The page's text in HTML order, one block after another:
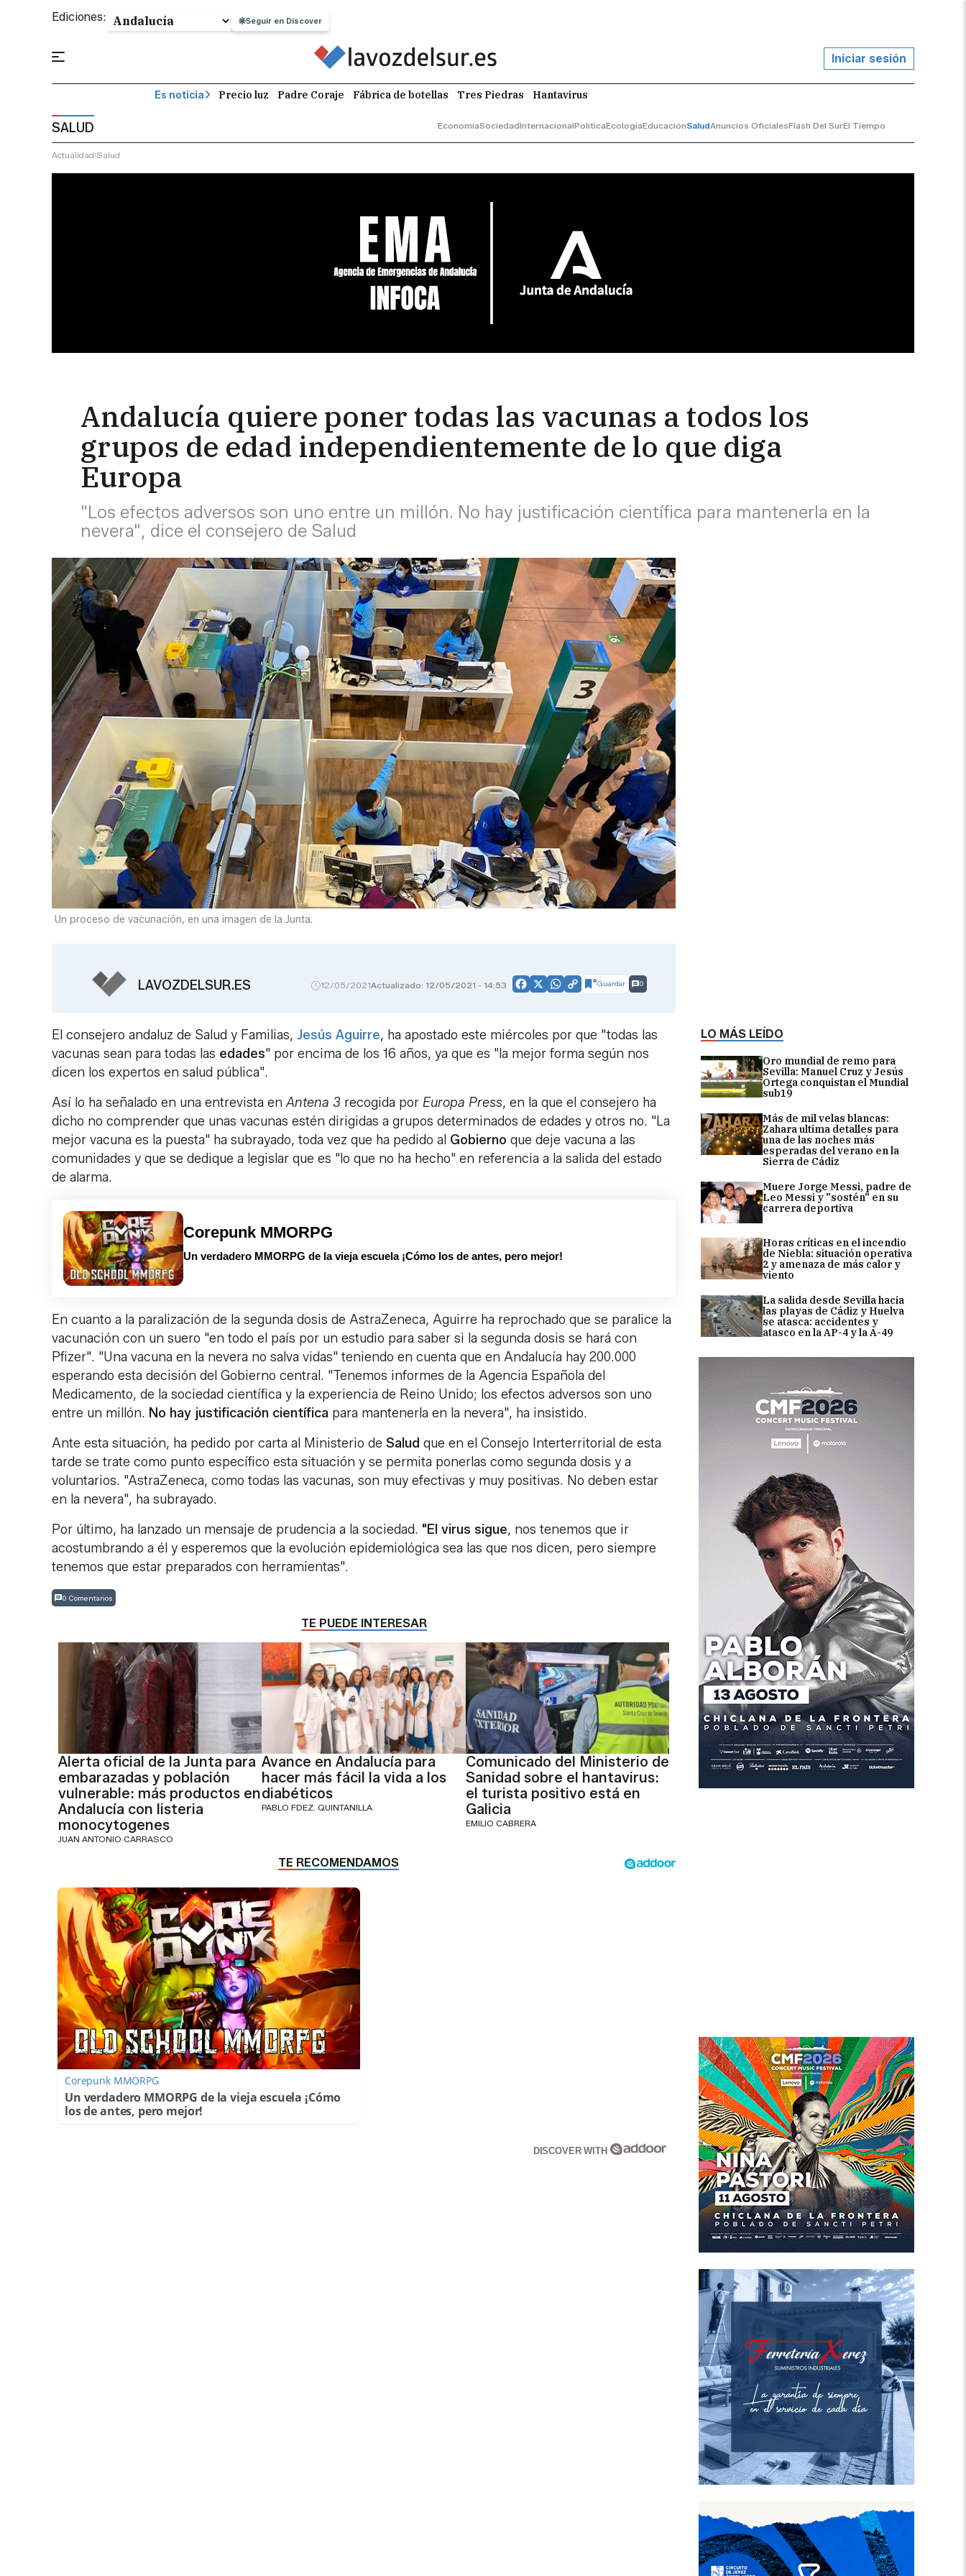
Ediciones: Seguir en Discover
Iniciar sesión
Es noticia Precio luz Padre Coraje Fábrica de botellas Tres Piedras Hantavirus
SALUD EconomíaSociedadInternacionalPolíticaEcologíaEducaciónSaludAnuncios OficialesFlash Del SurEl Tiempo
Actualidad Salud
Andalucía quiere poner todas las vacunas a todos los
grupos de edad independientemente de lo que diga
Europa
"Los efectos adversos son uno entre un millón. No hay justificación científica para mantenerla en la
nevera", dice el consejero de Salud
LO MÁS LEÍDO
Oro mundial de remo para
Sevilla: Manuel Cruz y Jesús
Ortega conquistan el Mundial
sub19
Más de mil velas blancas:
Zahara ultima detalles para
una de las noches más
esperadas del verano en la
Sierra de Cádiz
Muere Jorge Messi, padre de
Leo Messi y "sostén" en su
carrera deportiva
Horas críticas en el incendio
de Niebla: situación operativa
2 y amenaza de más calor y
viento
La salida desde Sevilla hacia
las playas de Cádiz y Huelva
se atasca: accidentes y
atasco en la AP-4 y la A-49
Un proceso de vacunación, en una imagen de la Junta.
LAVOZDELSUR.ES 12/05/2021Actualizado: 12/05/2021 - 14:53 Facebook
X WhatsApp
CopyGuardar 0
El consejero andaluz de Salud y Familias, Jesús Aguirre, ha apostado este miércoles por que "todas las
vacunas sean para todas las edades" por encima de los 16 años, ya que es "la mejor forma según nos
dicen los expertos en salud pública".
Así lo ha señalado en una entrevista en Antena 3 recogida por Europa Press, en la que el consejero ha
dicho no comprender que unas vacunas estén dirigidas a grupos determinados de edades y otros no. "La
mejor vacuna es la puesta" ha subrayado, toda vez que ha pedido al Gobierno que deje vacuna a las
comunidades y que se dedique a legislar que es "lo que no ha hecho" en referencia a la salida del estado
de alarma.
Corepunk MMORPG
Un verdadero MMORPG de la vieja escuela ¡Cómo los de antes, pero mejor!
En cuanto a la paralización de la segunda dosis de AstraZeneca, Aguirre ha reprochado que se paralice la
vacunación con un suero "en todo el país por un estudio para saber si la segunda dosis se hará con
Pfizer". "Una vacuna en la nevera no salva vidas" teniendo en cuenta que en Andalucía hay 200.000
esperando esta decisión del Gobierno central. "Tenemos informes de la Agencia Española del
Medicamento, de la sociedad científica y la experiencia de Reino Unido; los efectos adversos son uno
entre un millón. No hay justificación científica para mantenerla en la nevera", ha insistido.
Ante esta situación, ha pedido por carta al Ministerio de Salud que en el Consejo Interterritorial de esta
tarde se trate como punto específico esta situación y se permita ponerlas como segunda dosis y a
voluntarios. "AstraZeneca, como todas las vacunas, son muy efectivas y muy positivas. No deben estar
en la nevera", ha subrayado.
Por último, ha lanzado un mensaje de prudencia a la sociedad. "El virus sigue, nos tenemos que ir
acostumbrando a él y esperemos que la evolución epidemiológica sea las que nos dicen, pero siempre
tenemos que estar preparados con herramientas".
0 Comentarios
TE PUEDE INTERESAR
Alerta oficial de la Junta para
embarazadas y población
vulnerable: más productos en
Andalucía con listeria
monocytogenes
JUAN ANTONIO CARRASCO
Avance en Andalucía para
hacer más fácil la vida a los
diabéticos
PABLO FDEZ. QUINTANILLA
Comunicado del Ministerio de
Sanidad sobre el hantavirus:
el turista positivo está en
Galicia
EMILIO CABRERA
Corepunk MMORPG
Un verdadero MMORPG de la vieja escuela ¡Cómo
los de antes, pero mejor!
DISCOVER WITH